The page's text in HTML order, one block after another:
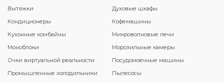
Вытяжки
Духовые шкафы
Кондиционеры
Кофемашины
Кухонные комбайны
Микроволновые печи
Моноблоки
Морозильные камеры
Очки виртуальной реальности
Посудомоечные машины
Промышленные холодильники
Пылесосы